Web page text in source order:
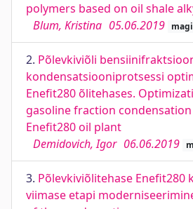
polymers based on oil shale
Blum, Kristina 05.06.2019
2. Põlevkiviõli
kondensatsiooniprotsessi
Enefit280 õlitehases.
gasoline fraction
Enefit280 oil plant
Demidovich, Igor 06.06.2019
3. Põlevkiviõlitehase Enefit280
viimase etapi